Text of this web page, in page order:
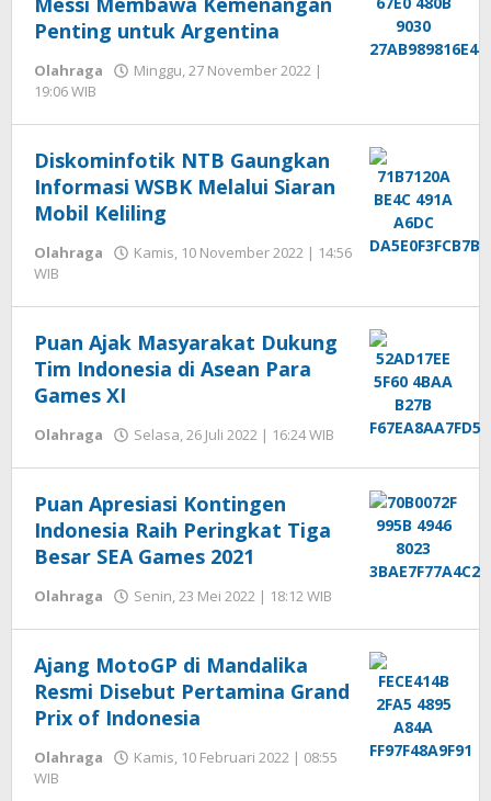
Penting untuk Argentina
Olahraga
Minggu, 27 November 2022 |
19:06 WIB
Seprihadi
Diskominfotik NTB Gaungkan
Informasi WSBK Melalui Siaran
Mobil Keliling
Olahraga
Kamis, 10 November 2022 | 14:56
WIB
Seprihadi
Puan Ajak Masyarakat Dukung
Tim Indonesia di Asean Para
Games XI
Olahraga Selasa, 26 Juli 2022 | 16:24 WIB
oleh
Seprihadi
Puan Apresiasi Kontingen
Indonesia Raih Peringkat Tiga
Besar SEA Games 2021
Olahraga Senin, 23 Mei 2022 | 18:12 WIB
Seprihadi
Ajang MotoGP di Mandalika
Resmi Disebut Pertamina Grand
Prix of Indonesia
Olahraga
Kamis, 10 Februari 2022 | 08:55
WIB